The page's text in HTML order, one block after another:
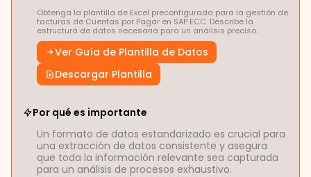
Obtenga la plantilla de Excel preconfigurada para la gestión de
facturas de Cuentas por Pagar en SAP ECC. Describe la
estructura de datos necesaria para un análisis preciso.
Ver Guía de Plantilla de Datos
Descargar Plantilla
Por qué es importante
Un formato de datos estandarizado es crucial para
una extracción de datos consistente y asegura
que toda la información relevante sea capturada
para un análisis de procesos exhaustivo.